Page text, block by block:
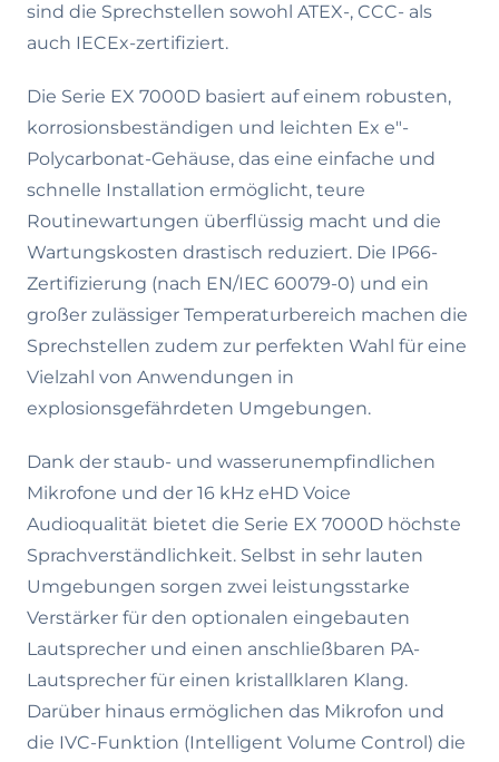
sind die Sprechstellen sowohl ATEX-, CCC- als
auch IECEx-zertifiziert.
Die Serie EX 7000D basiert auf einem robusten,
korrosionsbeständigen und leichten Ex e"-
Polycarbonat-Gehäuse, das eine einfache und
schnelle Installation ermöglicht, teure
Routinewartungen überflüssig macht und die
Wartungskosten drastisch reduziert. Die IP66-
Zertifizierung (nach EN/IEC 60079-0) und ein
großer zulässiger Temperaturbereich machen die
Sprechstellen zudem zur perfekten Wahl für eine
Vielzahl von Anwendungen in
explosionsgefährdeten Umgebungen.
Dank der staub- und wasserunempfindlichen
Mikrofone und der 16 kHz eHD Voice
Audioqualität bietet die Serie EX 7000D höchste
Sprachverständlichkeit. Selbst in sehr lauten
Umgebungen sorgen zwei leistungsstarke
Verstärker für den optionalen eingebauten
Lautsprecher und einen anschließbaren PA-
Lautsprecher für einen kristallklaren Klang.
Darüber hinaus ermöglichen das Mikrofon und
die IVC-Funktion (Intelligent Volume Control) die